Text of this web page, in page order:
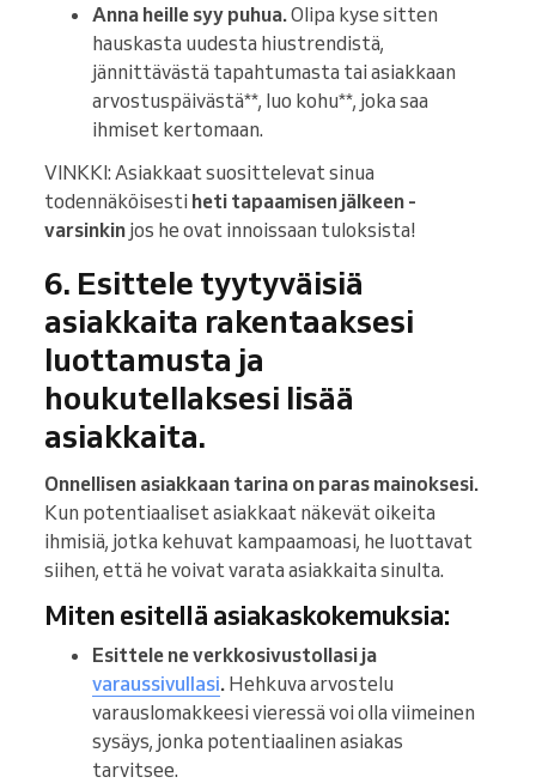
Anna heille syy puhua.Olipa kyse sitten
hauskasta uudesta hiustrendistä,
jännittävästä tapahtumasta tai asiakkaan
arvostuspäivästä**, luo kohu**, joka saa
ihmiset kertomaan.
VINKKI: Asiakkaat suosittelevat sinua
todennäköisesti heti tapaamisen jälkeen -
varsinkin jos he ovat innoissaan tuloksista!
6. Esittele tyytyväisiä
asiakkaita rakentaaksesi
luottamusta ja
houkutellaksesi lisää
asiakkaita.
Onnellisen asiakkaan tarina on paras mainoksesi.
Kun potentiaaliset asiakkaat näkevät oikeita
ihmisiä, jotka kehuvat kampaamoasi, he luottavat
siihen, että he voivat varata asiakkaita sinulta.
Miten esitellä asiakaskokemuksia:
Esittele ne verkkosivustollasi ja
varaussivullasi. Hehkuva arvostelu
varauslomakkeesi vieressä voi olla viimeinen
sysäys, jonka potentiaalinen asiakas
tarvitsee.